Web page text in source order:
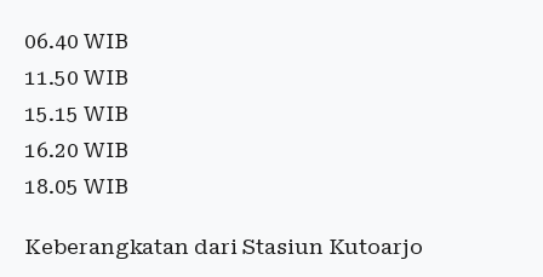
06.40 WIB
11.50 WIB
15.15 WIB
16.20 WIB
18.05 WIB
Keberangkatan dari Stasiun Kutoarjo